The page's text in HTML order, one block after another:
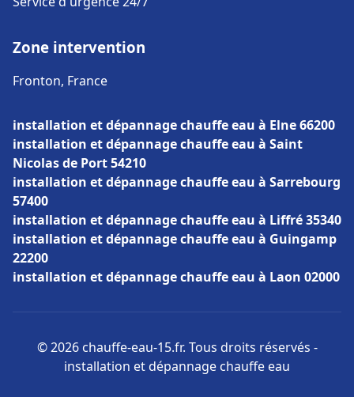
Zone intervention
Fronton, France
installation et dépannage chauffe eau à Elne 66200
installation et dépannage chauffe eau à Saint
Nicolas de Port 54210
installation et dépannage chauffe eau à Sarrebourg
57400
installation et dépannage chauffe eau à Liffré 35340
installation et dépannage chauffe eau à Guingamp
22200
installation et dépannage chauffe eau à Laon 02000
© 2026 chauffe-eau-15.fr. Tous droits réservés -
installation et dépannage chauffe eau